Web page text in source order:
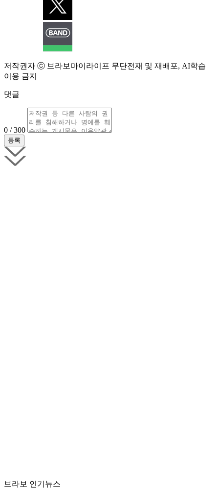
저작권자 ⓒ 브라보마이라이프 무단전재 및 재배포, AI학습
이용 금지
댓글
0 / 300
브라보 인기뉴스